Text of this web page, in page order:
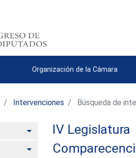
Organización de la Cámara
Intervenciones Búsqueda de
Alternar
Alternar
IV Legislatura